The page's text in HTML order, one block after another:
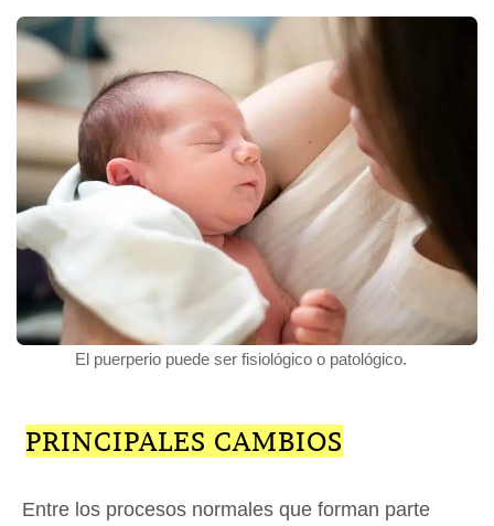
El puerperio puede ser fisiológico o patológico.
PRINCIPALES CAMBIOS
Entre los procesos normales que forman parte